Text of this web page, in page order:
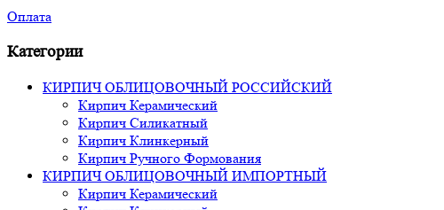
Оплата
Категории
КИРПИЧ ОБЛИЦОВОЧНЫЙ РОССИЙСКИЙ
Кирпич Керамический
Кирпич Силикатный
Кирпич Клинкерный
Кирпич Ручного Формования
КИРПИЧ ОБЛИЦОВОЧНЫЙ ИМПОРТНЫЙ
Кирпич Керамический